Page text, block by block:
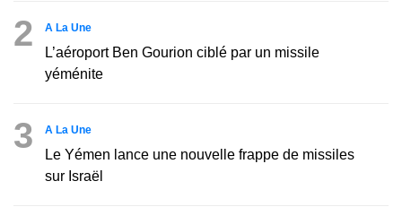
2 A La Une
L’aéroport Ben Gourion ciblé par un missile
yéménite
3 A La Une
Le Yémen lance une nouvelle frappe de missiles
sur Israël